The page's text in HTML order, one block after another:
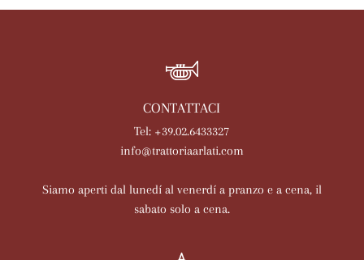
CONTATTACI
Tel: +39.02.6433327
info@trattoriaarlati.com
Siamo aperti dal lunedí al venerdí a pranzo e a cena, il
sabato solo a cena.